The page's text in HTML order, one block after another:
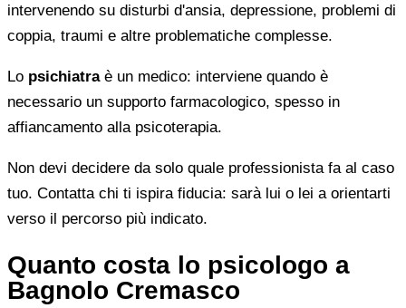
intervenendo su disturbi d'ansia, depressione, problemi di
coppia, traumi e altre problematiche complesse.
Lo psichiatraè un medico: interviene quando è
necessario un supporto farmacologico, spesso in
affiancamento alla psicoterapia.
Non devi decidere da solo quale professionista fa al caso
tuo. Contatta chi ti ispira fiducia: sarà lui o lei a orientarti
verso il percorso più indicato.
Quanto costa lo psicologo a
Bagnolo Cremasco